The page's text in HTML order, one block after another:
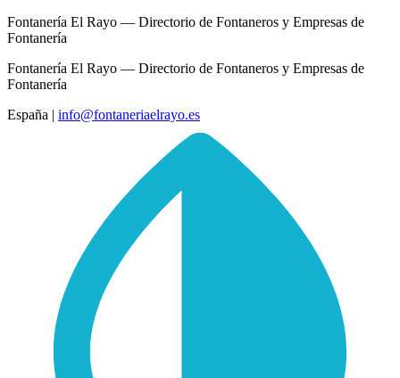
Fontanería El Rayo — Directorio de Fontaneros y Empresas de
Fontanería
Fontanería El Rayo — Directorio de Fontaneros y Empresas de
Fontanería
España | info@fontaneriaelrayo.es